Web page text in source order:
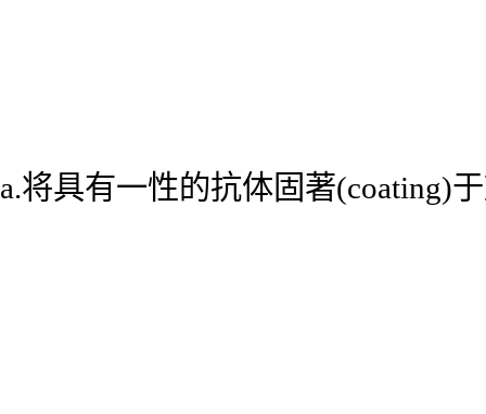
a.将具有一性的抗体固著(coating)